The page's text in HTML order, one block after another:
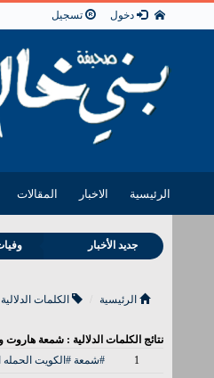
دخول تسجيل
الرئيسية الاخبار المقالات
جديد الأخبار
الرئيسية الكلمات الدلالية
نتائج الكلمات الدلالية : شمعة
1
#شمعة #الكويت الحمله الاغاثية رقم